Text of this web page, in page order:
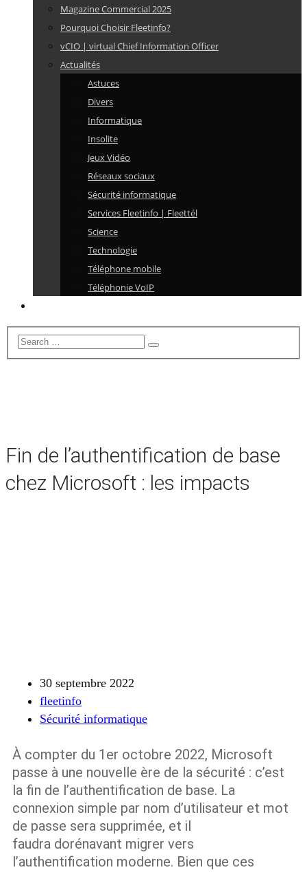
Magazine Commercial 2025
Pourquoi Choisir Fleetinfo?
vCIO | virtual Chief Information Officer
Actualités
Astuces
Divers
Informatique
Insolite
Jeux Vidéo
Réseaux sociaux
Sécurité informatique
Services Fleetinfo | Fleettél
Science
Technologie
Téléphone mobile
Téléphonie VoIP
Fin de l’authentification de base
chez Microsoft : les impacts
30 septembre 2022
fleetinfo
Sécurité informatique
À compter du 1er octobre 2022, Microsoft
passe à une nouvelle ère de la sécurité : c’est
la fin de l’authentification de base. La
connexion simple par nom d’utilisateur et mot
de passe sera supprimée, et il
faudra dorénavant migrer vers
l’authentification moderne. Bien que ces